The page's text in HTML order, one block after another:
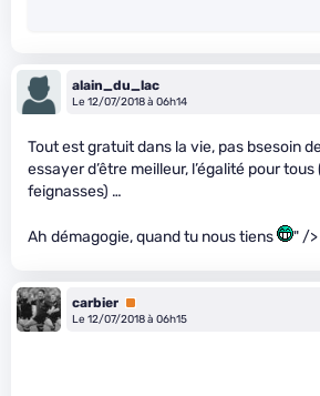
alain_du_lac
Le 12/07/2018 à 06h14
Tout est gratuit dans la vie, pas bsesoin
essayer d’être meilleur, l’égalité pour
feignasses) …
Ah démagogie, quand tu nous tiens " />
carbier Premium
Le 12/07/2018 à 06h15